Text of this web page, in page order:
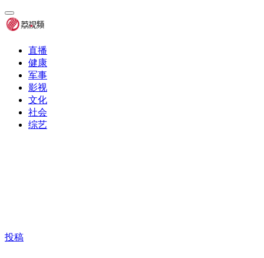
直播
健康
军事
影视
文化
社会
综艺
投稿